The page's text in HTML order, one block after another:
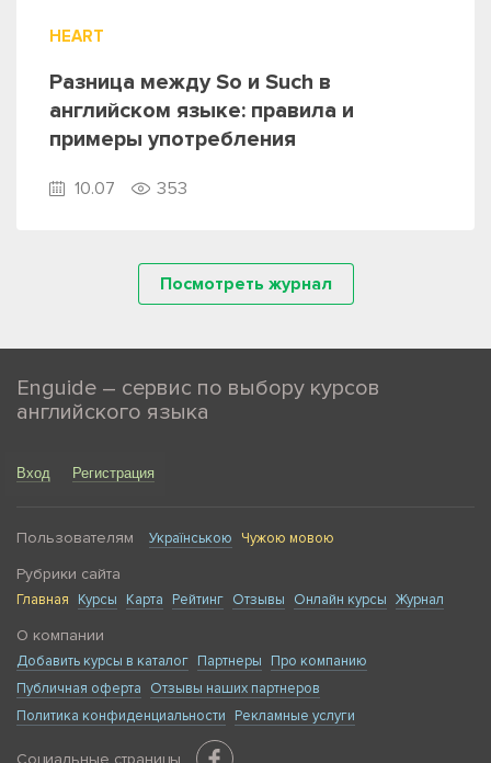
HEART
Разница между So и Such в
английском языке: правила и
примеры употребления
10.07 353
Посмотреть журнал
Enguide – сервис по выбору курсов
английского языка
Вход Регистрация
Пользователям Українською Чужою мовою
Рубрики сайта
Главная Курсы Карта Рейтинг Отзывы Онлайн курсы Журнал
О компании
Добавить курсы в каталог Партнеры
Про компанию
Публичная оферта
Отзывы наших партнеров
Политика конфиденциальности
Рекламные услуги
Социальные страницы